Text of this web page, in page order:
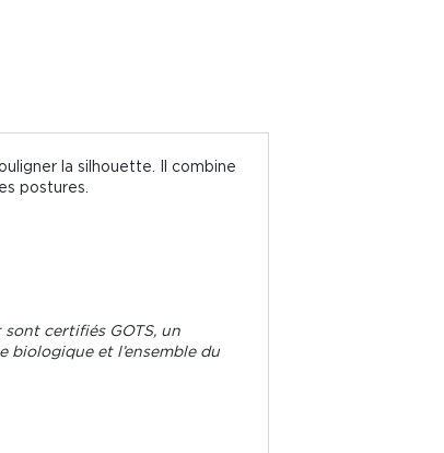
la silhouette. Il combine
postures.
certifiés GOTS, un
et l’ensemble du